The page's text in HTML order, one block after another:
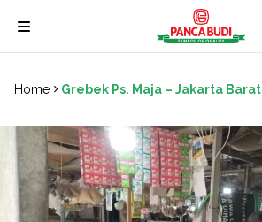
Home Grebek Ps. Maja – Jakarta Barat